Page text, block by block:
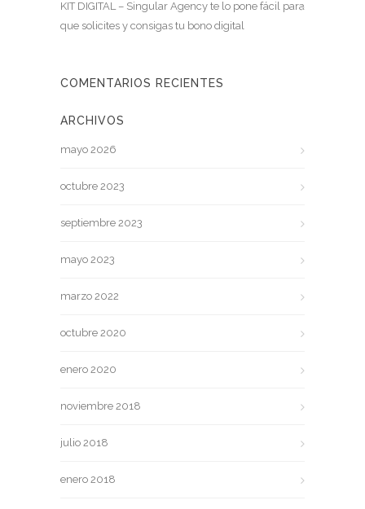
KIT DIGITAL – Singular Agency te lo pone fácil para
que solicites y consigas tu bono digital
COMENTARIOS RECIENTES
ARCHIVOS
mayo 2026
octubre 2023
septiembre 2023
mayo 2023
marzo 2022
octubre 2020
enero 2020
noviembre 2018
julio 2018
enero 2018